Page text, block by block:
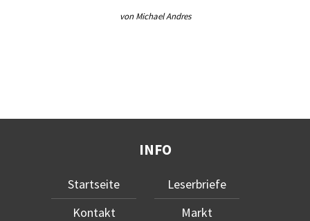
von Michael Andres
INFO
Startseite
Kontakt
Leserbriefe
Markt